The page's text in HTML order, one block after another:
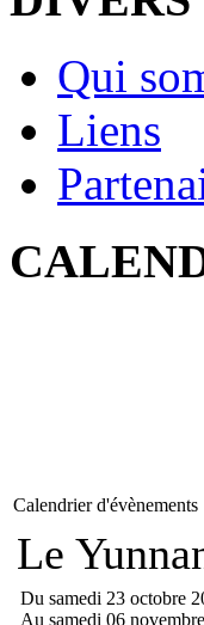
Qui
Liens
Calendrier d'évènements
Le
Du samedi 23 octobre
Au samedi 06